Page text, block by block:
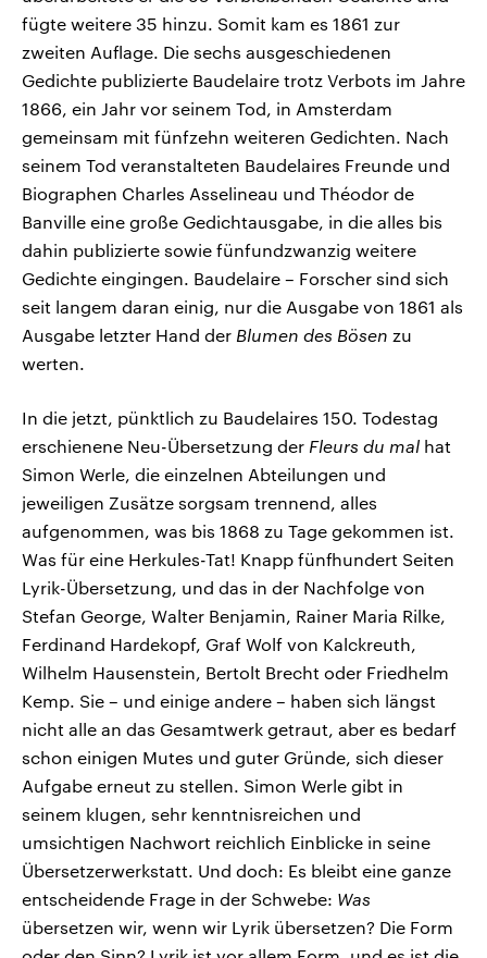
fügte weitere 35 hinzu. Somit kam es 1861 zur
zweiten Auflage. Die sechs ausgeschiedenen
Gedichte publizierte Baudelaire trotz Verbots im Jahre
1866, ein Jahr vor seinem Tod, in Amsterdam
gemeinsam mit fünfzehn weiteren Gedichten. Nach
seinem Tod veranstalteten Baudelaires Freunde und
Biographen Charles Asselineau und Théodor de
Banville eine große Gedichtausgabe, in die alles bis
dahin publizierte sowie fünfundzwanzig weitere
Gedichte eingingen. Baudelaire – Forscher sind sich
seit langem daran einig, nur die Ausgabe von 1861 als
Ausgabe letzter Hand der Blumen des Bösen zu
werten.
In die jetzt, pünktlich zu Baudelaires 150. Todestag
erschienene Neu-Übersetzung der Fleurs du mal hat
Simon Werle, die einzelnen Abteilungen und
jeweiligen Zusätze sorgsam trennend, alles
aufgenommen, was bis 1868 zu Tage gekommen ist.
Was für eine Herkules-Tat! Knapp fünfhundert Seiten
Lyrik-Übersetzung, und das in der Nachfolge von
Stefan George, Walter Benjamin, Rainer Maria Rilke,
Ferdinand Hardekopf, Graf Wolf von Kalckreuth,
Wilhelm Hausenstein, Bertolt Brecht oder Friedhelm
Kemp. Sie – und einige andere – haben sich längst
nicht alle an das Gesamtwerk getraut, aber es bedarf
schon einigen Mutes und guter Gründe, sich dieser
Aufgabe erneut zu stellen. Simon Werle gibt in
seinem klugen, sehr kenntnisreichen und
umsichtigen Nachwort reichlich Einblicke in seine
Übersetzerwerkstatt. Und doch: Es bleibt eine ganze
entscheidende Frage in der Schwebe: Was
übersetzen wir, wenn wir Lyrik übersetzen? Die Form